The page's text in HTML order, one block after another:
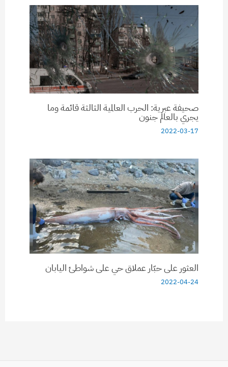
صحيفة عبرية: الحرب العالمية الثالثة قائمة وما
يجري بالعالم جنون
2022-03-17
العثور على حبّار عملاق حي على شواطئ اليابان
2022-04-24